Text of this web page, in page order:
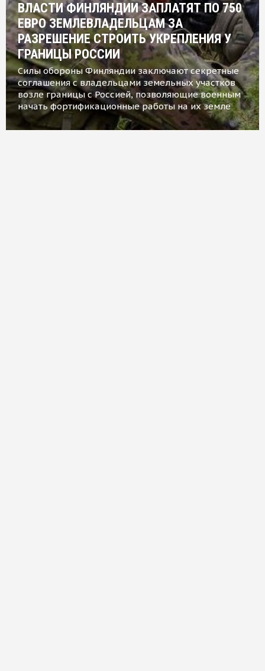
ВЛАСТИ ФИНЛЯНДИИ ЗАПЛАТЯТ ПО 750
ЕВРО ЗЕМЛЕВЛАДЕЛЬЦАМ ЗА
РАЗРЕШЕНИЕ СТРОИТЬ УКРЕПЛЕНИЯ У
ГРАНИЦЫ РОССИИ
Силы обороны Финляндии заключают секретные
соглашения с владельцами земельных участков
возле границы с Россией, позволяющие военным
начать фортификационные работы на их земле